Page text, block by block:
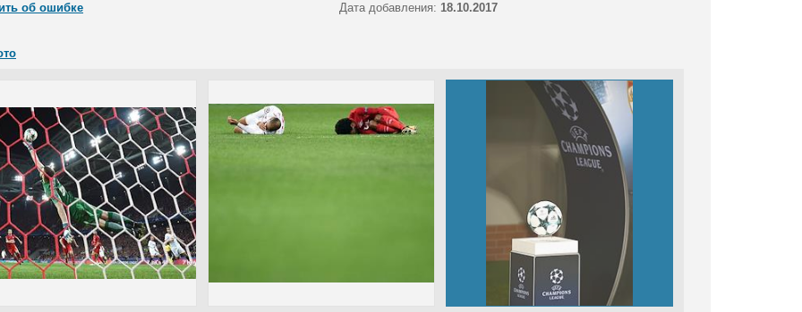
об ошибке
Дата добавления: 18.10.2017